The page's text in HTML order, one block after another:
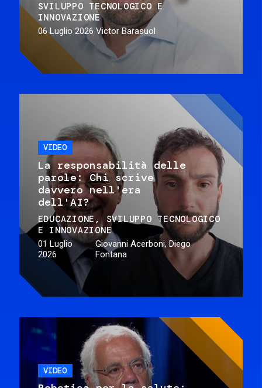
SVILUPPO TECNOLOGICO E
INNOVAZIONE
06 Luglio 2026 Victor Barasuol
VIDEO
La responsabilità delle
parole: Chi scrive
davvero nell'era
dell'AI?
EDUCAZIONE
SVILUPPO TECNOLOGICO
E INNOVAZIONE
01 Luglio
2026
Giovanni Acerboni, Diego
Fontana
VIDEO